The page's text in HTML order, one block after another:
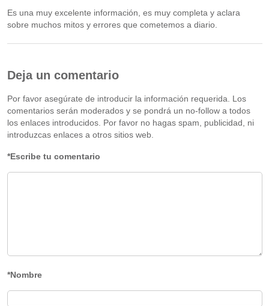
Es una muy excelente información, es muy completa y aclara
sobre muchos mitos y errores que cometemos a diario.
Deja un comentario
Por favor asegúrate de introducir la información requerida. Los
comentarios serán moderados y se pondrá un no-follow a todos
los enlaces introducidos. Por favor no hagas spam, publicidad, ni
introduzcas enlaces a otros sitios web.
*Escribe tu comentario
*Nombre